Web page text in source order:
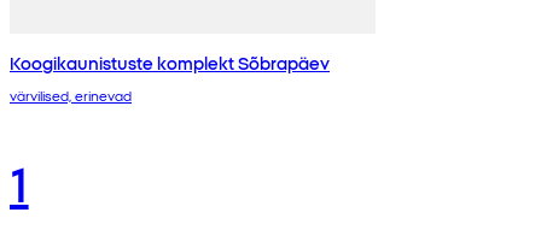
Koogikaunistuste komplekt Sõbrapäev
värvilised, erinevad
1